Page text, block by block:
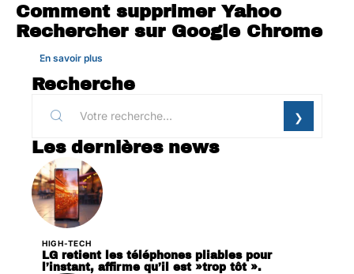
Comment supprimer Yahoo
Rechercher sur Google Chrome
En savoir plus
Recherche
Les dernières news
HIGH-TECH
LG retient les téléphones pliables pour
l’instant, affirme qu’il est »trop tôt ».